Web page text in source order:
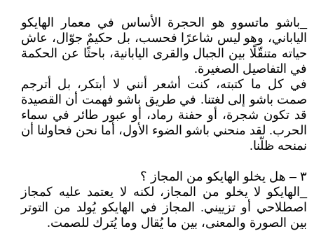
_باشو ماتسوو هو الحجرة الأساس في معمار الهايكو
الياباني، وهو ليس شاعرًا فحسب، بل حكيمٌ جوّال، عاش
حياته متنقّلًا بين الجبال والقرى اليابانية، باحثًا عن الحكمة
في التفاصيل الصغيرة.
في كل ما كتبته، كنت أشعر أنني لا أبتكر، بل أترجم
صمت باشو إلى لغتنا. في طريق باشو فهمت أن القصيدة
قد تكون شجرة، أو حفنة رماد، أو عبور طائر في سماء
الحرب. لقد منحني باشو الضوء الأول، أما نحن فحاولنا أن
نمنحه ظلّنا.
٣ – هل يخلو الهايكو من المجاز ؟
_الهايكو لا يخلو من المجاز، لكنه لا يعتمد عليه كمجاز
اصطلاحي أو تزييني. المجاز في الهايكو يُولد من التوتر
بين الصورة والمعنى، بين ما يُقال وما يُترك للصمت.